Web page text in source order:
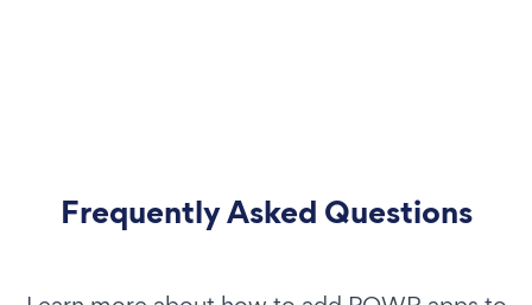
Frequently Asked Questions